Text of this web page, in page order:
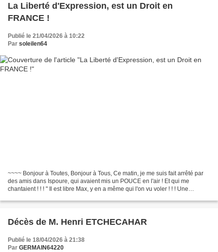
La Liberté d'Expression, est un Droit en
FRANCE !
Publié le 21/04/2026 à 10:22
Par soleilen64
~~~~ Bonjour à Toutes, Bonjour à Tous, Ce matin, je me suis fait arrêté par
des amis dans Ispoure, qui avaient mis un POUCE en l'air ! Et qui me
chantaient ! ! ! " Il est libre Max, y en a même qui l'on vu voler ! ! ! Une
Décès de M. Henri ETCHECAHAR
Publié le 18/04/2026 à 21:38
Par GERMAIN64220